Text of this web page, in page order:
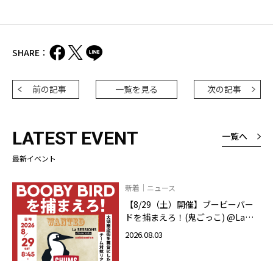
SHARE：
前の記事 一覧を見る 次の記事
LATEST EVENT
最新イベント
一覧へ
新着｜ニュース
【8/29（土）開催】ブービーバー
ドを捕まえろ！(鬼ごっこ) @La
SESSIONS On your mark
2026.08.03